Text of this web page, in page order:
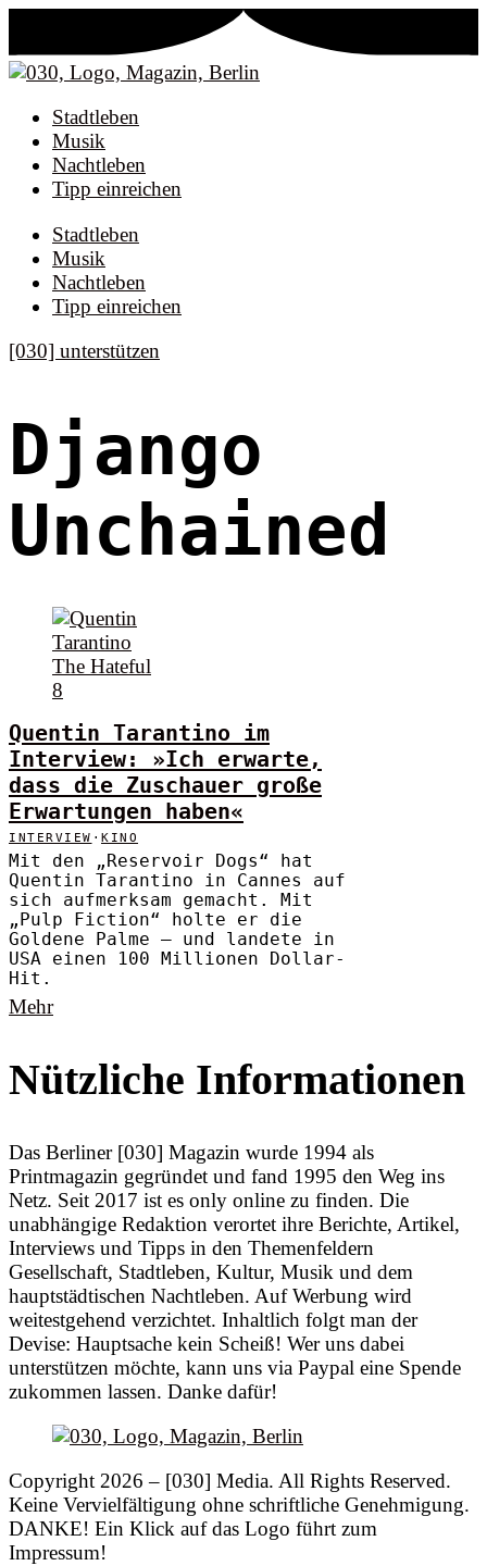
Stadtleben
Musik
Nachtleben
Tipp einreichen
Stadtleben
Musik
Nachtleben
Tipp einreichen
[030] unterstützen
Django
Unchained
Quentin Tarantino im
Interview: »Ich erwarte,
dass die Zuschauer große
Erwartungen haben«
INTERVIEW · KINO
Mit den „Reservoir Dogs“ hat
Quentin Tarantino in Cannes auf
sich aufmerksam gemacht. Mit
„Pulp Fiction“ holte er die
Goldene Palme – und landete in
USA einen 100 Millionen Dollar-
Hit.
Mehr
Nützliche Informationen
Das Berliner [030] Magazin wurde 1994 als
Printmagazin gegründet und fand 1995 den Weg ins
Netz. Seit 2017 ist es only online zu finden. Die
unabhängige Redaktion verortet ihre Berichte, Artikel,
Interviews und Tipps in den Themenfeldern
Gesellschaft, Stadtleben, Kultur, Musik und dem
hauptstädtischen Nachtleben. Auf Werbung wird
weitestgehend verzichtet. Inhaltlich folgt man der
Devise: Hauptsache kein Scheiß! Wer uns dabei
unterstützen möchte, kann uns via Paypal eine Spende
zukommen lassen. Danke dafür!
Copyright 2026 – [030] Media. All Rights Reserved.
Keine Vervielfältigung ohne schriftliche Genehmigung.
DANKE! Ein Klick auf das Logo führt zum
Impressum!